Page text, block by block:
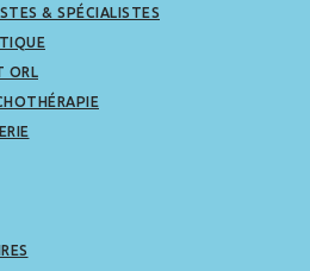
& SPÉCIALISTES
ORL